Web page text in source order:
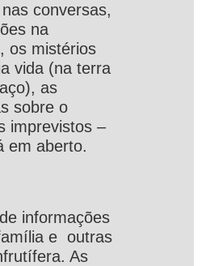
conversas,
na
os mistérios
vida (na terra
as
sobre o
imprevistos –
em aberto.
informações
e outras
As